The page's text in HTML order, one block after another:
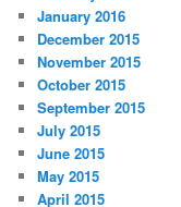
January 2016
December 2015
November 2015
October 2015
September 2015
July 2015
June 2015
May 2015
April 2015